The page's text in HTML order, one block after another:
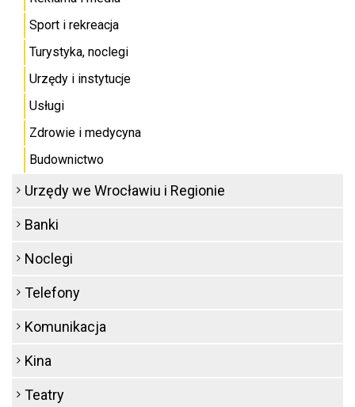
Sport i rekreacja
Turystyka, noclegi
Urzędy i instytucje
Usługi
Zdrowie i medycyna
Budownictwo
Urzędy we Wrocławiu i Regionie
Banki
Noclegi
Telefony
Komunikacja
Kina
Teatry